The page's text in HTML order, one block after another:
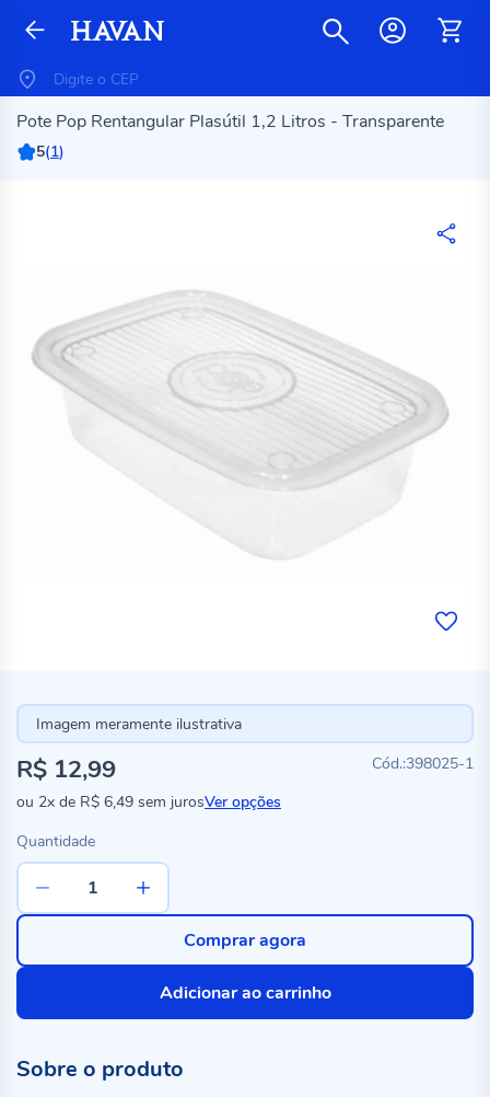
Pote Pop Rentangular Plasútil 1,2 Litros - Transparente
5(1)
Imagem meramente ilustrativa
398025-1
R$ 12,99
ou 2x de R$ 6,49 sem jurosVer opções
Quantidade
Adicionar ao carrinho
Comprar agora
Sobre o produto